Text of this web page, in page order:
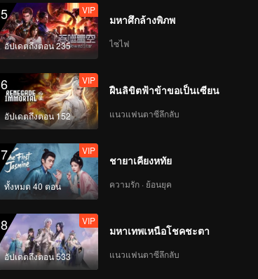
5
อัปเดตถึงตอน 235
VIP
มหาศึกล้างพิภพ
ไซไฟ
6
อัปเดตถึงตอน 152
VIP
ฝืนลิขิตฟ้าข้าขอเป็นเซียน
แนวแฟนตาซีลึกลับ
7
ทั้งหมด 40 ตอน
VIP
ชายาเคียงหทัย
ความรัก · ย้อนยุค
8
อัปเดตถึงตอน 533
VIP
มหาเทพเหนือโชคชะตา
แนวแฟนตาซีลึกลับ